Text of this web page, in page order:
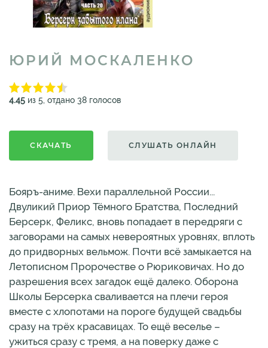
ЮРИЙ МОСКАЛЕНКО
4.45 из 5, отдано 38 голосов
СКАЧАТЬ СЛУШАТЬ ОНЛАЙН
Бояръ-аниме. Вехи параллельной России...
Двуликий Приор Тёмного Братства, Последний
Берсерк, Феликс, вновь попадает в передряги с
заговорами на самых невероятных уровнях, вплоть
до придворных вельмож. Почти всё замыкается на
Летописном Пророчестве о Рюриковичах. Но до
разрешения всех загадок ещё далеко. Оборона
Школы Берсерка сваливается на плечи героя
вместе с хлопотами на пороге будущей свадьбы
сразу на трёх красавицах. То ещё веселье –
ужиться сразу с тремя, а на поверку даже с